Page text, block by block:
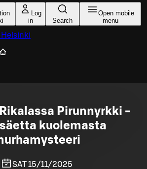
Log
in
Search
Open mobile
menu
Helsinki
Pirunnyrkki -
kuolemasta
SAT 15/11/2025